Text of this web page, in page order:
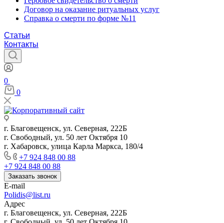
Договор на оказание ритуальных услуг
Справка о смерти по форме №11
Статьи
Контакты
0
0
г. Благовещенск, ул. Северная, 222Б
г. Свободный, ул. 50 лет Октября 10
г. Хабаровск, улица Карла Маркса, 180/4
+7 924 848 00 88
+7 924 848 00 88
Заказать звонок
E-mail
Polidis@list.ru
Адрес
г. Благовещенск, ул. Северная, 222Б